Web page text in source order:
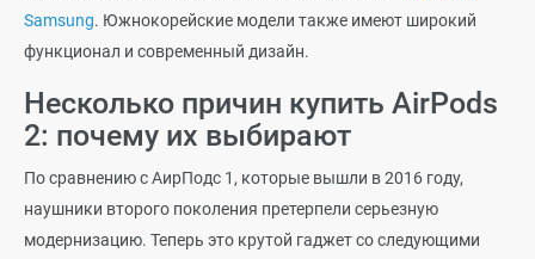
Samsung. Южнокорейские модели также имеют широкий
функционал и современный дизайн.
Несколько причин купить AirPods
2: почему их выбирают
По сравнению с АирПодс 1, которые вышли в 2016 году,
наушники второго поколения претерпели серьезную
модернизацию. Теперь это крутой гаджет со следующими